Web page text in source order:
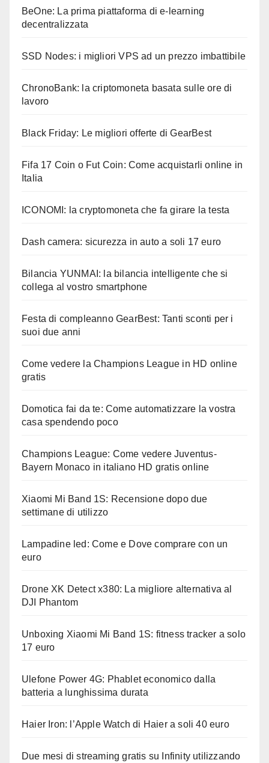
BeOne: La prima piattaforma di e-learning
decentralizzata
SSD Nodes: i migliori VPS ad un prezzo imbattibile
ChronoBank: la criptomoneta basata sulle ore di
lavoro
Black Friday: Le migliori offerte di GearBest
Fifa 17 Coin o Fut Coin: Come acquistarli online in
Italia
ICONOMI: la cryptomoneta che fa girare la testa
Dash camera: sicurezza in auto a soli 17 euro
Bilancia YUNMAI: la bilancia intelligente che si
collega al vostro smartphone
Festa di compleanno GearBest: Tanti sconti per i
suoi due anni
Come vedere la Champions League in HD online
gratis
Domotica fai da te: Come automatizzare la vostra
casa spendendo poco
Champions League: Come vedere Juventus-
Bayern Monaco in italiano HD gratis online
Xiaomi Mi Band 1S: Recensione dopo due
settimane di utilizzo
Lampadine led: Come e Dove comprare con un
euro
Drone XK Detect x380: La migliore alternativa al
DJI Phantom
Unboxing Xiaomi Mi Band 1S: fitness tracker a solo
17 euro
Ulefone Power 4G: Phablet economico dalla
batteria a lunghissima durata
Haier Iron: l’Apple Watch di Haier a soli 40 euro
Due mesi di streaming gratis su Infinity utilizzando